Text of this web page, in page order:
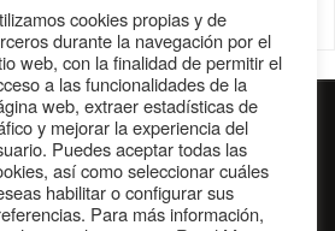
digital de la Sociedad Erasmiana
2468. Bienvenidos cuantos
cookies propias y de
durante la navegación por el
web, con la finalidad de permitir el
a las funcionalidades de la
web, extraer estadísticas de
y mejorar la experiencia del
Puedes aceptar todas las
así como seleccionar cuáles
habilitar o configurar sus
Para más información,